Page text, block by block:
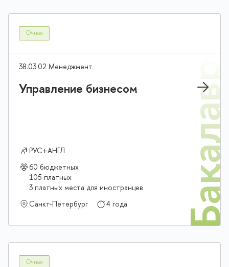
Очная
38.03.02 Менеджмент
Управление бизнесом
РУС+АНГЛ
60 бюджетных
105 платных
3 платных места для иностранцев
Санкт-Петербург
4 года
Очная